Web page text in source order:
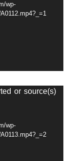
wp-
or source(s)
wp-